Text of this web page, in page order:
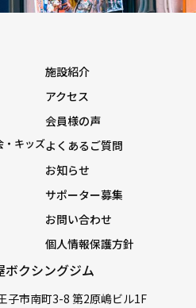
ボクシングジム
子市南町3-8 第2原嶋ビル1F
・キッズ
施設紹介
アクセス
会員様の声
よくあるご質問
お知らせ
サポーター募集
お問い合わせ
個人情報保護方針